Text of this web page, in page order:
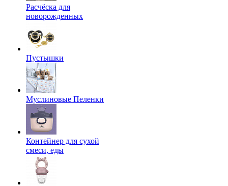
Расчёска для
новорожденных
Пустышки
Муслиновые Пеленки
Контейнер для сухой
смеси, еды